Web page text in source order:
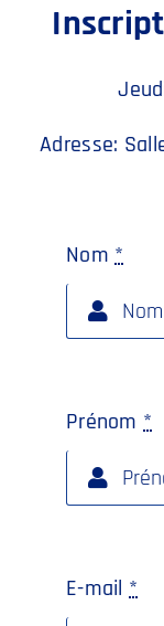
Adresse:
Nom*
Prénom*
E-mail*